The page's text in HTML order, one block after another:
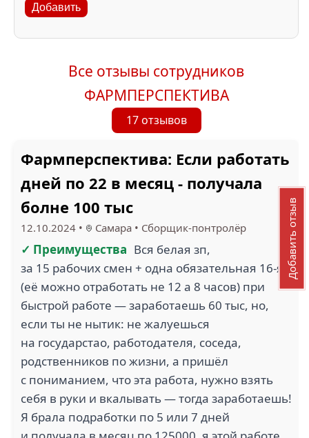
Добавить
Все отзывы сотрудников
ФАРМПЕРСПЕКТИВА
17 отзывов
Фармперспектива: Если работать
дней по 22 в месяц - получала
болне 100 тыс
12.10.2024 • Самара • Сборщик-понтролёр
✓ Преимущества Вся белая зп,
за 15 рабочих смен + одна обязательная 16-я
(её можно отработать не 12 а 8 часов) при
быстрой работе — заработаешь 60 тыс, но,
если ты не нытик: не жалуешься
на государстао, работодателя, соседа,
родственников по жизни, а пришёл
с пониманием, что эта работа, нужно взять
себя в руки и вкалывать — тогда заработаешь!
Я брала подработки по 5 или 7 дней
Добавить отзыв